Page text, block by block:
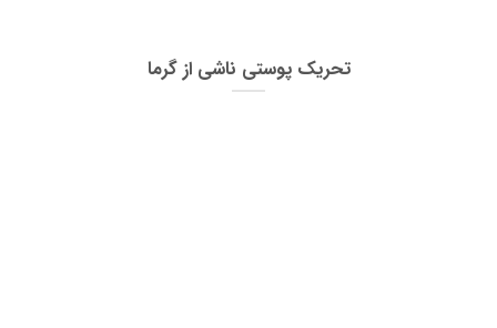
تحریک پوستی ناشی از گرما